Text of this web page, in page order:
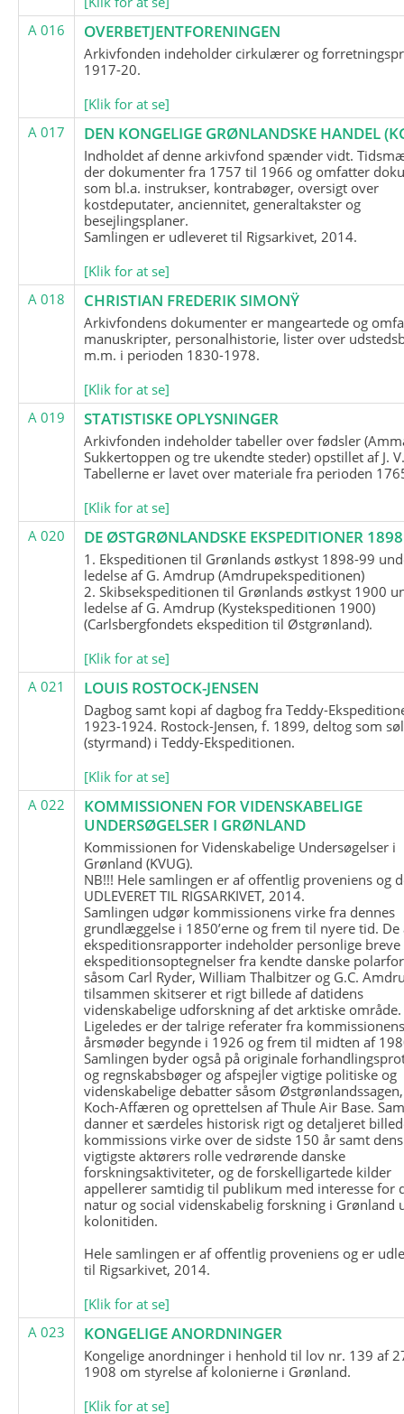
A 016
OVERBETJENTFORENINGEN
Arkivfonden indeholder cirkulærer og
1917-20.
[Klik for at se]
A 017
DEN KONGELIGE GRØNLANDSKE HANDEL
Indholdet af denne arkivfond spænder vidt.
der dokumenter fra 1757 til 1966 og omfatter
som bl.a. instrukser, kontrabøger, oversigt over
kostdeputater, anciennitet, generaltakster og
besejlingsplaner.
Samlingen er udleveret til Rigsarkivet, 2014.
[Klik for at se]
A 018
CHRISTIAN FREDERIK SIMONŸ
Arkivfondens dokumenter er mangeartede og
manuskripter, personalhistorie, lister over
m.m. i perioden 1830-1978.
[Klik for at se]
A 019
STATISTISKE OPLYSNINGER
Arkivfonden indeholder tabeller over fødsler
Sukkertoppen og tre ukendte steder) opstillet af J.
Tabellerne er lavet over materiale fra perioden
[Klik for at se]
A 020
DE ØSTGRØNLANDSKE EKSPEDITIONER
1. Ekspeditionen til Grønlands østkyst 1898-99
ledelse af G. Amdrup (Amdrupekspeditionen)
2. Skibsekspeditionen til Grønlands østkyst 1900
ledelse af G. Amdrup (Kystekspeditionen 1900)
(Carlsbergfondets ekspedition til Østgrønland).
[Klik for at se]
A 021
LOUIS ROSTOCK-JENSEN
Dagbog samt kopi af dagbog fra Teddy-
1923-1924. Rostock-Jensen, f. 1899, deltog som
(styrmand) i Teddy-Ekspeditionen.
[Klik for at se]
A 022
KOMMISSIONEN FOR VIDENSKABELIGE
UNDERSØGELSER I GRØNLAND
Kommissionen for Videnskabelige Undersøgelser i
Grønland (KVUG).
NB!!! Hele samlingen er af offentlig proveniens og
UDLEVERET TIL RIGSARKIVET, 2014.
Samlingen udgør kommissionens virke fra dennes
grundlæggelse i 1850’erne og frem til nyere tid.
ekspeditionsrapporter indeholder personlige breve
ekspeditionsoptegnelser fra kendte danske
såsom Carl Ryder, William Thalbitzer og G.C.
tilsammen skitserer et rigt billede af datidens
videnskabelige udforskning af det arktiske område.
Ligeledes er der talrige referater fra
årsmøder begynde i 1926 og frem til midten af
Samlingen byder også på originale
og regnskabsbøger og afspejler vigtige politiske og
videnskabelige debatter såsom
Koch-Affæren og oprettelsen af Thule Air Base.
danner et særdeles historisk rigt og detaljeret
kommissions virke over de sidste 150 år samt dens
vigtigste aktørers rolle vedrørende danske
forskningsaktiviteter, og de forskelligartede kilder
appellerer samtidig til publikum med interesse for
natur og social videnskabelig forskning i Grønland
kolonitiden.
Hele samlingen er af offentlig proveniens og er
til Rigsarkivet, 2014.
[Klik for at se]
A 023
KONGELIGE ANORDNINGER
Kongelige anordninger i henhold til lov nr. 139 af
1908 om styrelse af kolonierne i Grønland.
[Klik for at se]